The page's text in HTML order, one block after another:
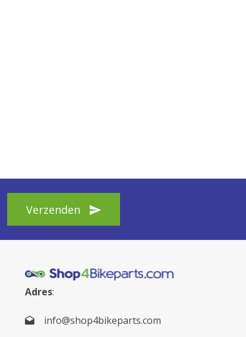
Verzenden
Adres:
info@shop4bikeparts.com